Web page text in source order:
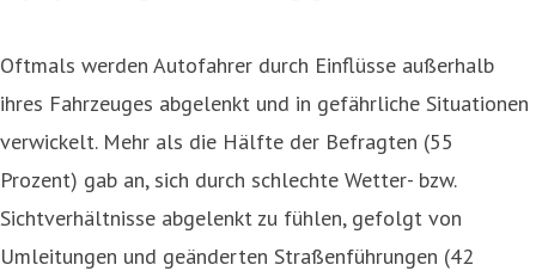
Oftmals werden Autofahrer durch Einflüsse außerhalb
ihres Fahrzeuges abgelenkt und in gefährliche Situationen
verwickelt. Mehr als die Hälfte der Befragten (55
Prozent) gab an, sich durch schlechte Wetter- bzw.
Sichtverhältnisse abgelenkt zu fühlen, gefolgt von
Umleitungen und geänderten Straßenführungen (42